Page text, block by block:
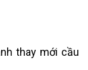
thay mới cầu